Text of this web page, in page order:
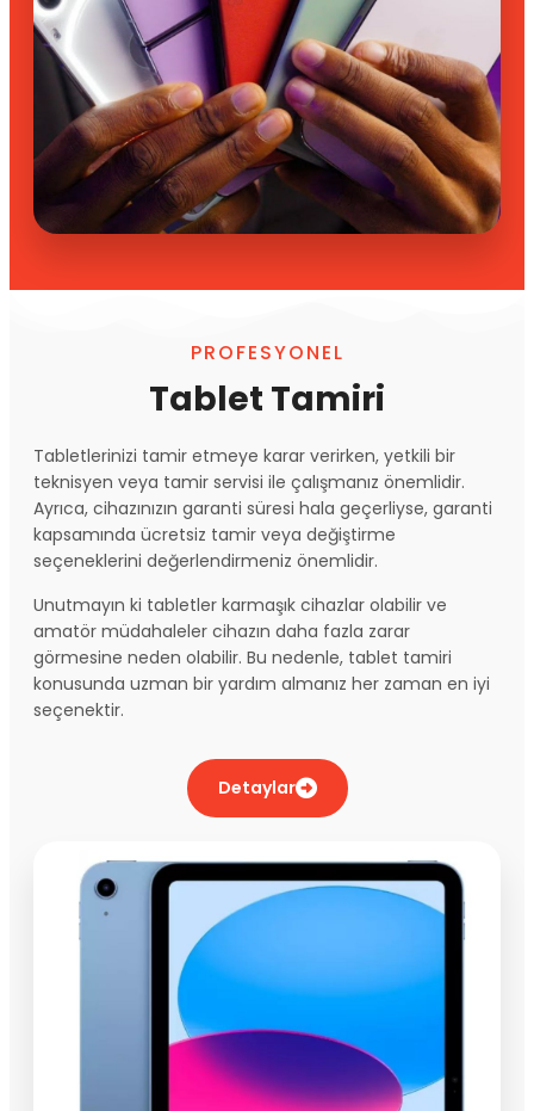
PROFESYONEL
Tablet Tamiri
Tabletlerinizi tamir etmeye karar verirken, yetkili bir
teknisyen veya tamir servisi ile çalışmanız önemlidir.
Ayrıca, cihazınızın garanti süresi hala geçerliyse, garanti
kapsamında ücretsiz tamir veya değiştirme
seçeneklerini değerlendirmeniz önemlidir.
Unutmayın ki tabletler karmaşık cihazlar olabilir ve
amatör müdahaleler cihazın daha fazla zarar
görmesine neden olabilir. Bu nedenle, tablet tamiri
konusunda uzman bir yardım almanız her zaman en iyi
seçenektir.
Detaylar